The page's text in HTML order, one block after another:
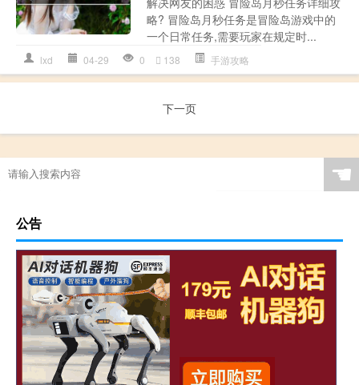
略? 冒险岛月秒任务是冒险岛游戏中的
一个日常任务,需要玩家在规定时...
lxd 04-29 0 138 手游攻略
下一页
☚
公告